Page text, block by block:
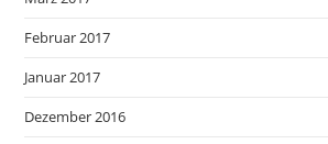
Februar 2017
Januar 2017
Dezember 2016